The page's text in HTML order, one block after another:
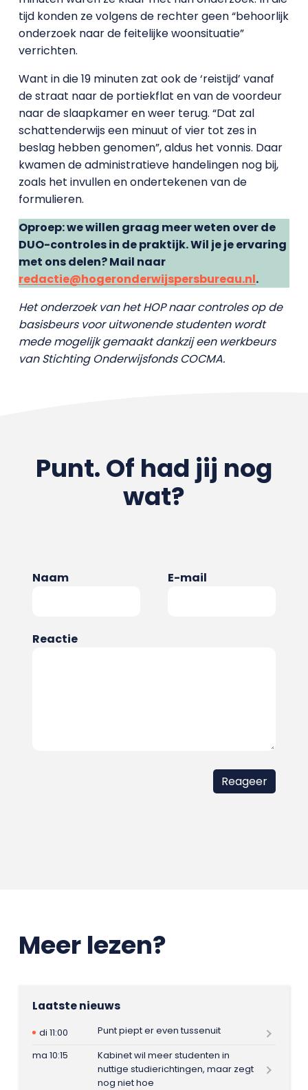
tijd konden ze volgens de rechter geen “behoorlijk
onderzoek naar de feitelijke woonsituatie”
verrichten.
Want in die 19 minuten zat ook de ‘reistijd’ vanaf
de straat naar de portiekflat en van de voordeur
naar de slaapkamer en weer terug. “Dat zal
schattenderwijs een minuut of vier tot zes in
beslag hebben genomen”, aldus het vonnis. Daar
kwamen de administratieve handelingen nog bij,
zoals het invullen en ondertekenen van de
formulieren.
Oproep: we willen graag meer weten over de
DUO-controles in de praktijk. Wil je je ervaring
met ons delen? Mail naar
redactie@hogeronderwijspersbureau.nl.
Het onderzoek van het HOP naar controles op de
basisbeurs voor uitwonende studenten wordt
mede mogelijk gemaakt dankzij een werkbeurs
van Stichting Onderwijsfonds COCMA.
Punt. Of had jij nog
wat?
Naam E-mail
Reactie
Meer lezen?
Laatste nieuws
di 11:00
Punt piept er even tussenuit
ma 10:15
Kabinet wil meer studenten in
nuttige studierichtingen, maar zegt
nog niet hoe